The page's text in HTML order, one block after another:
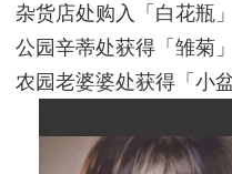
杂货店处购入「白花瓶」
公园辛蒂处获得「雏菊」
农园老婆婆处获得「小